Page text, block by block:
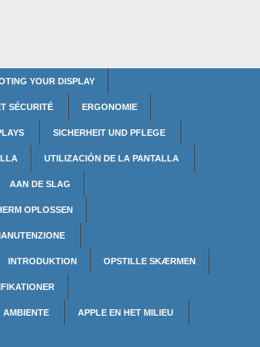
YOUR DISPLAY
SÉCURITÉ ERGONOMIE
SICHERHEIT UND PFLEGE
UTILIZACIÓN DE LA PANTALLA
AAN DE SLAG
OPLOSSEN
INTRODUKTION OPSTILLE SKÆRMEN
AMBIENTE APPLE EN HET MILIEU